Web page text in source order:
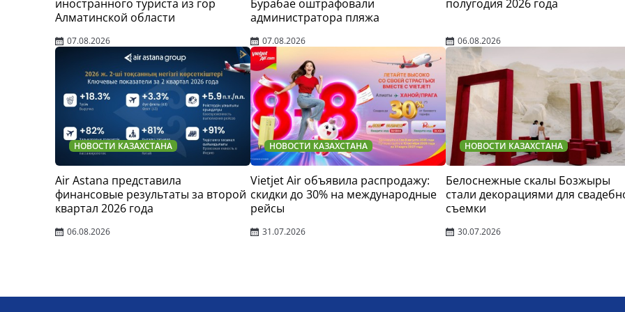
иностранного туриста из гор
Алматинской области
07.08.2026
Бурабае оштрафовали
администратора пляжа
07.08.2026
полугодия 2026 года
06.08.2026
НОВОСТИ КАЗАХСТАНА
Air Astana представила
финансовые результаты за второй
квартал 2026 года
06.08.2026
НОВОСТИ КАЗАХСТАНА
Vietjet Air объявила распродажу:
скидки до 30% на международные
рейсы
31.07.2026
НОВОСТИ КАЗАХСТАНА
Белоснежные скалы Бозжыры
стали декорациями для
съемки
30.07.2026